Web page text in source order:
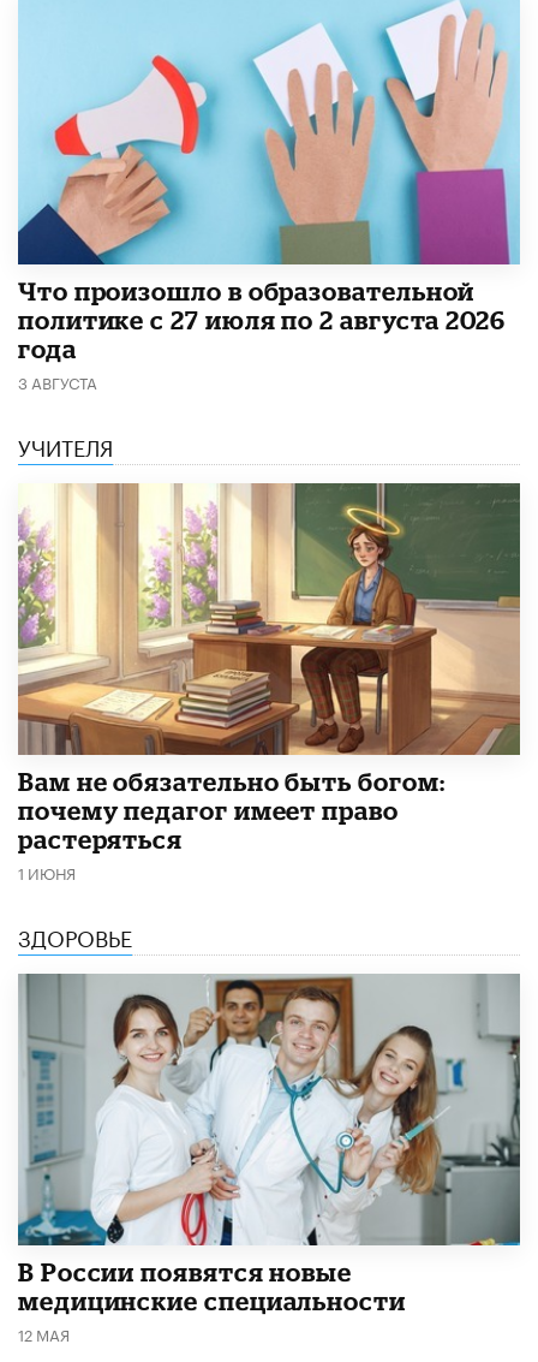
​Что произошло в образовательной
политике с 27 июля по 2 августа 2026
года
3 АВГУСТА
УЧИТЕЛЯ
​Вам не обязательно быть богом:
почему педагог имеет право
растеряться
1 ИЮНЯ
ЗДОРОВЬЕ
В России появятся новые
медицинские специальности
12 МАЯ